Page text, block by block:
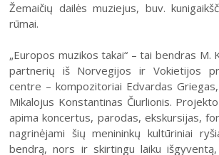
Žemaičių dailės muziejus, buv.
rūmai.
„Europos muzikos takai“ – tai bendras M.
partnerių iš Norvegijos ir Vokietijos
centre – kompozitoriai Edvardas
Mikalojus Konstantinas Čiurlionis.
apima koncertus, parodas, ekskursijas,
nagrinėjami šių menininkų kultūriniai
bendrą, nors ir skirtingu laiku